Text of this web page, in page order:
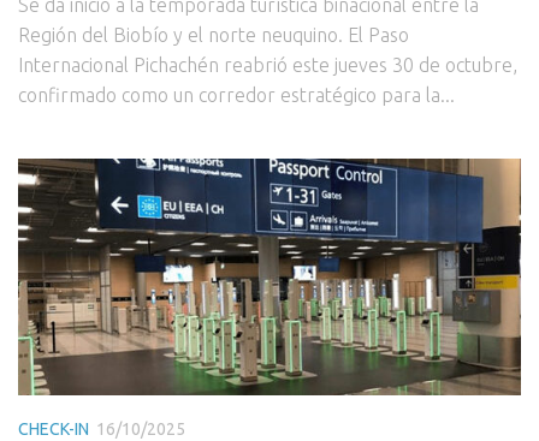
Se da inicio a la temporada turística binacional entre la
Región del Biobío y el norte neuquino. El Paso
Internacional Pichachén reabrió este jueves 30 de octubre,
confirmado como un corredor estratégico para la...
CHECK-IN 16/10/2025